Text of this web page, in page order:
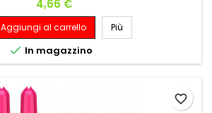
Prezzo
4,66 €
Aggiungi al carrello Più
 In magazzino
favorite_border